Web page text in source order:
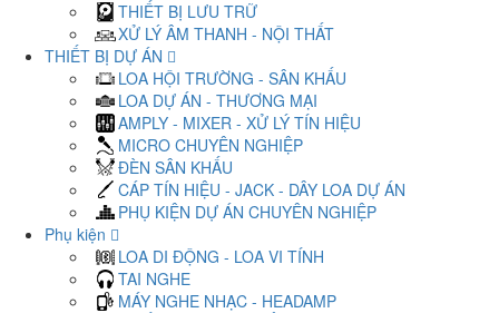
THIẾT BỊ LƯU TRỮ
XỬ LÝ ÂM THANH - NỘI THẤT
THIẾT BỊ DỰ ÁN
LOA HỘI TRƯỜNG - SÂN KHẤU
LOA DỰ ÁN - THƯƠNG MẠI
AMPLY - MIXER - XỬ LÝ TÍN HIỆU
MICRO CHUYÊN NGHIỆP
ĐÈN SÂN KHẤU
CÁP TÍN HIỆU - JACK - DÂY LOA DỰ ÁN
PHỤ KIỆN DỰ ÁN CHUYÊN NGHIỆP
Phụ kiện
LOA DI ĐỘNG - LOA VI TÍNH
TAI NGHE
MÁY NGHE NHẠC - HEADAMP